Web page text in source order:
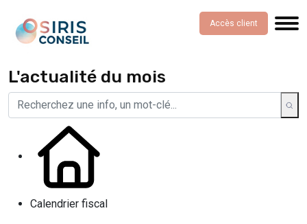
Accès client
L'actualité du mois
Calendrier fiscal